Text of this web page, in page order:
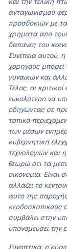
και την τελική
ανταγωνισμού
προσδοκιών με
χρήματα από
δαπάνες του
Συνέπεια αυτού,
χορηγούς μπορεί
γυναικών και
Τέλος, οι κριτικοί
ευκολότερο να
οδηγώντας σε
τοπικό
των μέσων
κυβερνητική
τεχνολογιών και
θεωρώ ότι τα
οικονομία. Είναι
αλλάζει το
αυτό της
κερδοσκοπικούς
συμβάλει στην
υπονομεύσει την
Συνοπτικά, ο